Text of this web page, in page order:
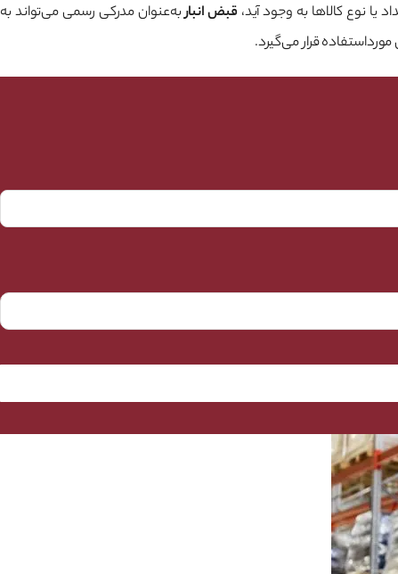
یا نوع کالاها به وجود آید،قبض انباربه‌عنوان مدرکی رسمی می‌تواند به
قرار می‌گیرد.